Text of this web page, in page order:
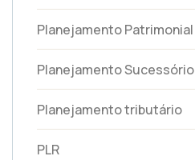
Planejamento Patrimonial
Planejamento Sucessório
Planejamento tributário
PLR